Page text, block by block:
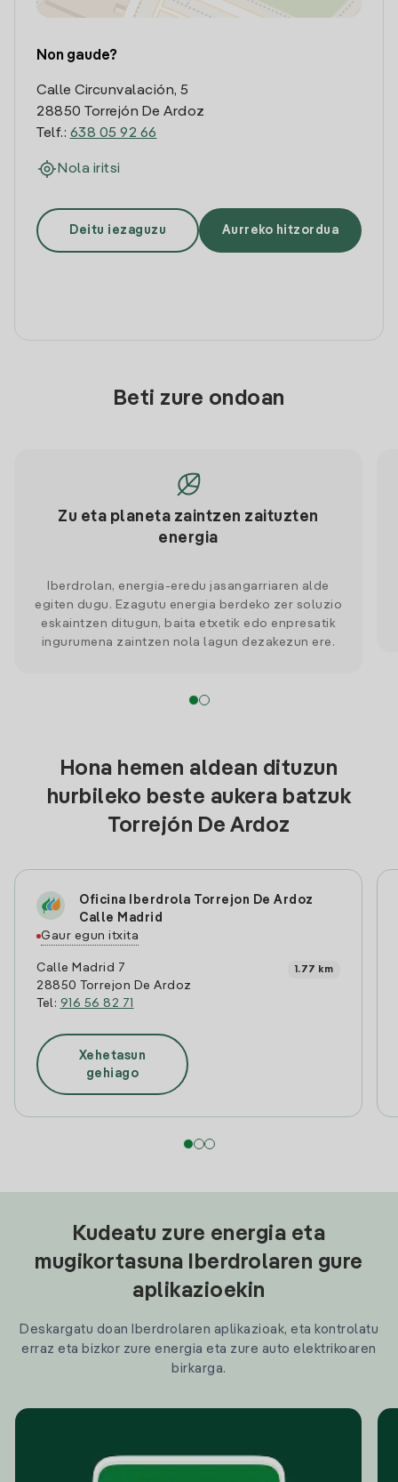
Non gaude?
Calle Circunvalación, 5
28850 Torrejón De Ardoz
Telf.: 638 05 92 66
Nola iritsi
Deitu iezaguzu Aurreko hitzordua
Beti zure ondoan
Zu eta planeta zaintzen zaituzten
energia
Iberdrolan, energia-eredu jasangarriaren alde
egiten dugu. Ezagutu energia berdeko zer soluzio
eskaintzen ditugun, baita etxetik edo enpresatik
ingurumena zaintzen nola lagun dezakezun ere.
Hona hemen aldean dituzun
hurbileko beste aukera batzuk
Torrejón De Ardoz
Oficina Iberdrola Torrejon De Ardoz
Calle Madrid
Gaur egun itxita
Calle Madrid 7
28850 Torrejon De Ardoz
Tel: 916 56 82 71
1.77 km
Xehetasun
gehiago
Kudeatu zure energia eta
mugikortasuna Iberdrolaren gure
aplikazioekin
Deskargatu doan Iberdrolaren aplikazioak, eta kontrolatu
erraz eta bizkor zure energia eta zure auto elektrikoaren
birkarga.